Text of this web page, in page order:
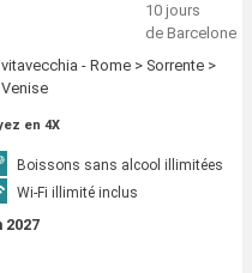
10 jours
de Barcelone
- Rome > Sorrente >
en 4X
Boissons sans alcool illimitées
Wi-Fi illimité inclus
2027